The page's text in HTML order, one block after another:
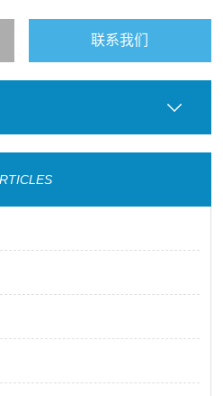
联系我们